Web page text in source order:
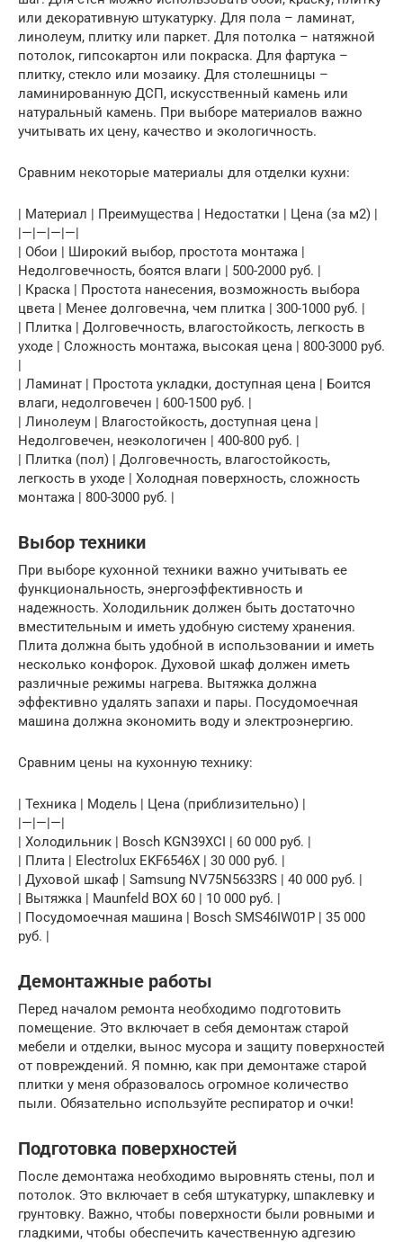
или декоративную штукатурку. Для пола – ламинат,
линолеум, плитку или паркет. Для потолка – натяжной
потолок, гипсокартон или покраска. Для фартука –
плитку, стекло или мозаику. Для столешницы –
ламинированную ДСП, искусственный камень или
натуральный камень. При выборе материалов важно
учитывать их цену, качество и экологичность.
Сравним некоторые материалы для отделки кухни:
| Материал | Преимущества | Недостатки | Цена (за м2) |
|—|—|—|—|
| Обои | Широкий выбор, простота монтажа |
Недолговечность, боятся влаги | 500-2000 руб. |
| Краска | Простота нанесения, возможность выбора
цвета | Менее долговечна, чем плитка | 300-1000 руб. |
| Плитка | Долговечность, влагостойкость, легкость в
уходе | Сложность монтажа, высокая цена | 800-3000 руб.
|
| Ламинат | Простота укладки, доступная цена | Боится
влаги, недолговечен | 600-1500 руб. |
| Линолеум | Влагостойкость, доступная цена |
Недолговечен, неэкологичен | 400-800 руб. |
| Плитка (пол) | Долговечность, влагостойкость,
легкость в уходе | Холодная поверхность, сложность
монтажа | 800-3000 руб. |
Выбор техники
При выборе кухонной техники важно учитывать ее
функциональность, энергоэффективность и
надежность. Холодильник должен быть достаточно
вместительным и иметь удобную систему хранения.
Плита должна быть удобной в использовании и иметь
несколько конфорок. Духовой шкаф должен иметь
различные режимы нагрева. Вытяжка должна
эффективно удалять запахи и пары. Посудомоечная
машина должна экономить воду и электроэнергию.
Сравним цены на кухонную технику:
| Техника | Модель | Цена (приблизительно) |
|—|—|—|
| Холодильник | Bosch KGN39XCI | 60 000 руб. |
| Плита | Electrolux EKF6546X | 30 000 руб. |
| Духовой шкаф | Samsung NV75N5633RS | 40 000 руб. |
| Вытяжка | Maunfeld BOX 60 | 10 000 руб. |
| Посудомоечная машина | Bosch SMS46IW01P | 35 000
руб. |
Демонтажные работы
Перед началом ремонта необходимо подготовить
помещение. Это включает в себя демонтаж старой
мебели и отделки, вынос мусора и защиту поверхностей
от повреждений. Я помню, как при демонтаже старой
плитки у меня образовалось огромное количество
пыли. Обязательно используйте респиратор и очки!
Подготовка поверхностей
После демонтажа необходимо выровнять стены, пол и
потолок. Это включает в себя штукатурку, шпаклевку и
грунтовку. Важно, чтобы поверхности были ровными и
гладкими, чтобы обеспечить качественную адгезию